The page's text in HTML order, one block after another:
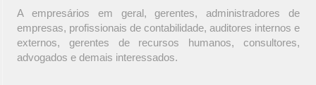
A empresários em geral, gerentes, administradores de
empresas, profissionais de contabilidade, auditores internos e
externos, gerentes de recursos humanos, consultores,
advogados e demais interessados.